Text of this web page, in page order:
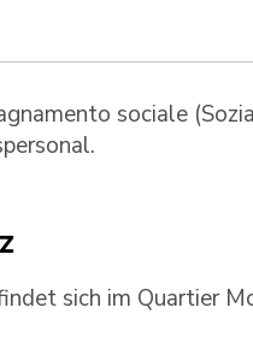
sociale
sich im Quartier